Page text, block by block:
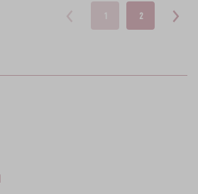
1 2